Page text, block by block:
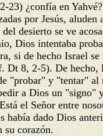
23) ¿confía en Yahvé?
por Jesús, aluden
desierto se ve
Dios intentaba
si de hecho Israel se
Dt 8, 2-5). De hecho,
"probar" y "tentar" al
a Dios un "signo"
el Señor entre
había dado Dios
su corazón.